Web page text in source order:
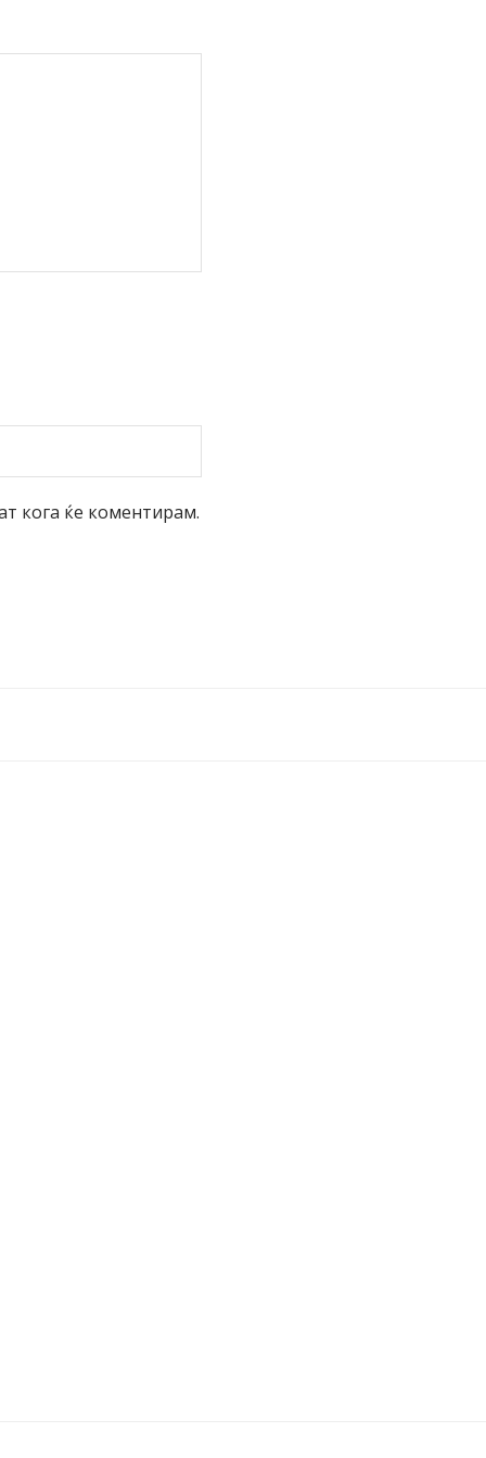
кога ќе коментирам.